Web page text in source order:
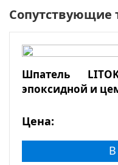
Сопутствующие
Шпатель
эпоксидной и
Цена: